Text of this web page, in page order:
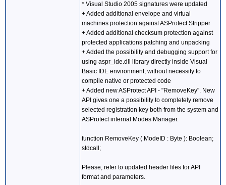
* Visual Studio 2005 signatures were updated
+ Added additional envelope and virtual
machines protection against ASProtect Stripper
+ Added additional checksum protection against
protected applications patching and unpacking
+ Added the possibility and debugging support for
using aspr_ide.dll library directly inside Visual
Basic IDE environment, without necessity to
compile native or protected code
+ Added new ASProtect API - "RemoveKey". New
API gives one a possibility to completely remove
selected registration key both from the system and
ASProtect internal Modes Manager.
function RemoveKey ( ModeID : Byte ): Boolean;
stdcall;
Please, refer to updated header files for API
format and parameters.